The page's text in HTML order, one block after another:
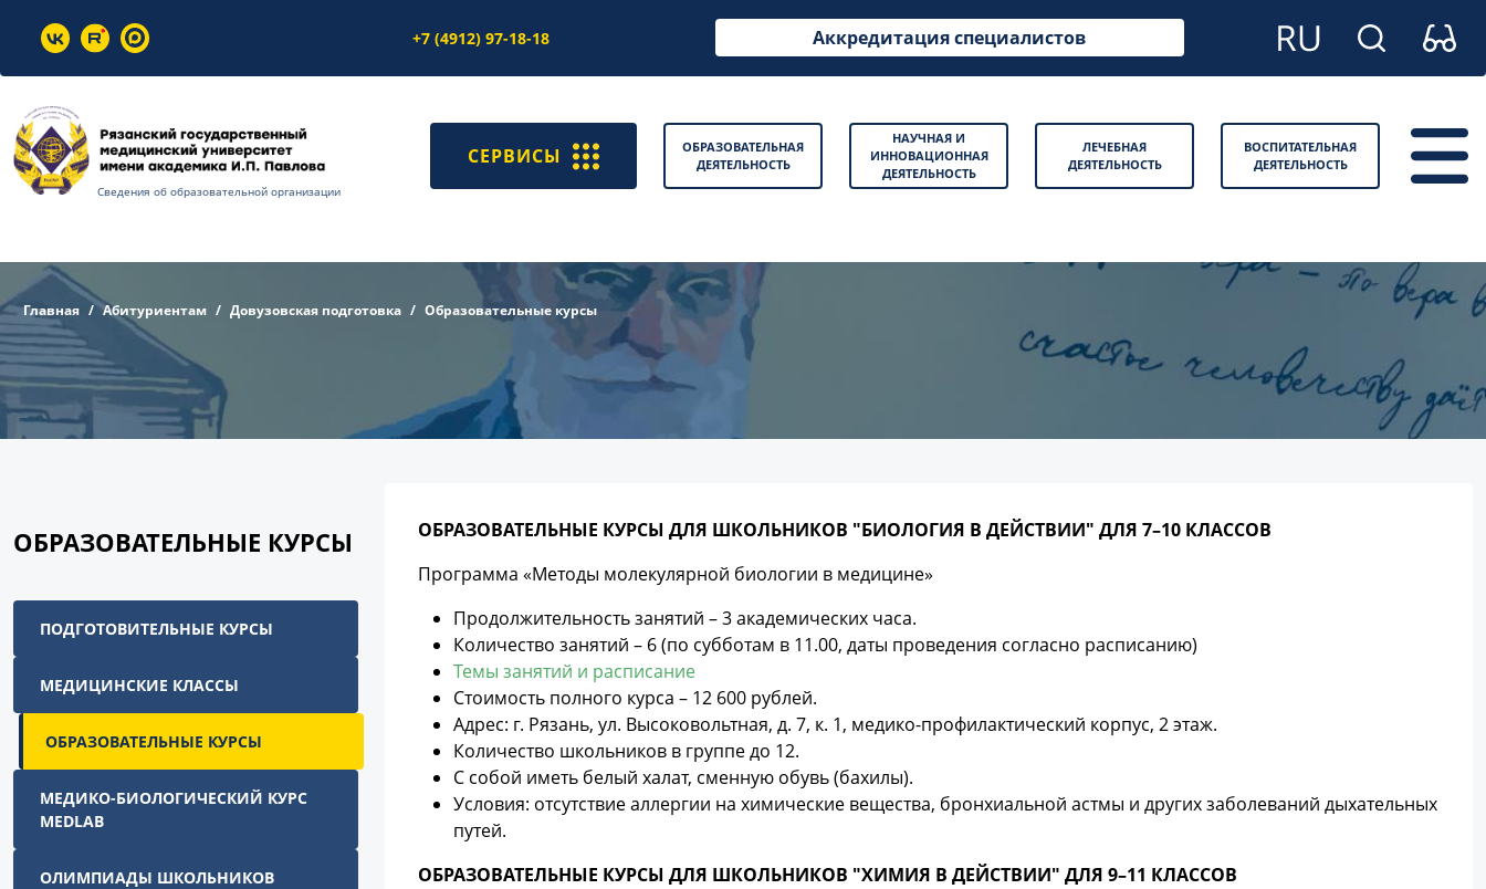
+7 (4912) 97-18-18 Аккредитация специалистов
Сведения об образовательной организации
СЕРВИСЫ
ОБРАЗОВАТЕЛЬНАЯ
ДЕЯТЕЛЬНОСТЬ
НАУЧНАЯ И
ИННОВАЦИОННАЯ
ДЕЯТЕЛЬНОСТЬ
ЛЕЧЕБНАЯ
ДЕЯТЕЛЬНОСТЬ
ВОСПИТАТЕЛЬНАЯ
ДЕЯТЕЛЬНОСТЬ
Главная Абитуриентам Довузовская подготовка Образовательные курсы
ОБРАЗОВАТЕЛЬНЫЕ КУРСЫ
ПОДГОТОВИТЕЛЬНЫЕ КУРСЫ
МЕДИЦИНСКИЕ КЛАССЫ
ОБРАЗОВАТЕЛЬНЫЕ КУРСЫ
МЕДИКО-БИОЛОГИЧЕСКИЙ КУРС
MEDLAB
ОЛИМПИАДЫ ШКОЛЬНИКОВ
ОБРАЗОВАТЕЛЬНЫЕ КУРСЫ ДЛЯ ШКОЛЬНИКОВ "БИОЛОГИЯ В ДЕЙСТВИИ" ДЛЯ 7–10 КЛАССОВ
Программа «Методы молекулярной биологии в медицине»
Продолжительность занятий – 3 академических часа.
Количество занятий – 6 (по субботам в 11.00, даты проведения согласно расписанию)
Темы занятий и расписание
Стоимость полного курса – 12 600 рублей.
Адрес: г. Рязань, ул. Высоковольтная, д. 7, к. 1, медико-профилактический корпус, 2 этаж.
Количество школьников в группе до 12.
С собой иметь белый халат, сменную обувь (бахилы).
Условия: отсутствие аллергии на химические вещества, бронхиальной астмы и других заболеваний дыхательных
путей.
ОБРАЗОВАТЕЛЬНЫЕ КУРСЫ ДЛЯ ШКОЛЬНИКОВ "ХИМИЯ В ДЕЙСТВИИ" ДЛЯ 9–11 КЛАССОВ